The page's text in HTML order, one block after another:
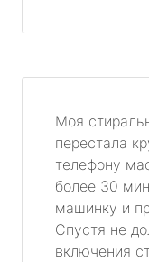
Моя
перестала
телефону
более 30
машинку и
Спустя не
включения